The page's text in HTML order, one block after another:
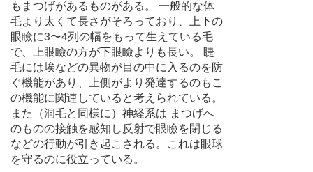
もまつげがあるものがある。 一般的な体
毛より太くて長さがそろっており、上下の
眼瞼に3〜4列の幅をもって生えている毛
で、上眼瞼の方が下眼瞼よりも長い。 睫
毛には埃などの異物が目の中に入るのを防
ぐ機能があり、上側がより発達するのもこ
の機能に関連していると考えられている。
また（洞毛と同様に）神経系は まつげへ
のものの接触を感知し反射で眼瞼を閉じる
などの行動が引き起こされる。これは眼球
を守るのに役立っている。